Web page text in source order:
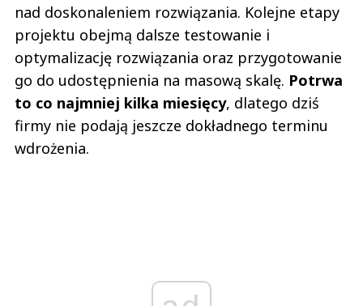
nad doskonaleniem rozwiązania. Kolejne etapy
projektu obejmą dalsze testowanie i
optymalizację rozwiązania oraz przygotowanie
go do udostępnienia na masową skalę. Potrwa
to co najmniej kilka miesięcy, dlatego dziś
firmy nie podają jeszcze dokładnego terminu
wdrożenia.